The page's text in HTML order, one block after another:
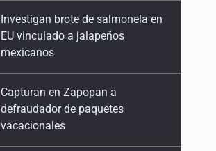
EU vinculado a jalapeños
mexicanos
defraudador de paquetes
vacacionales